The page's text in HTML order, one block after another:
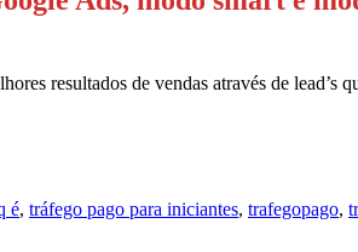
resultados de vendas através de
é, tráfego pago para iniciantes, trafegopago,